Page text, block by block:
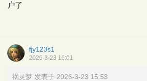
户了
fjy123s1
2026-3-23 16:01
祸灵梦 发表于 2026-3-23 15:53